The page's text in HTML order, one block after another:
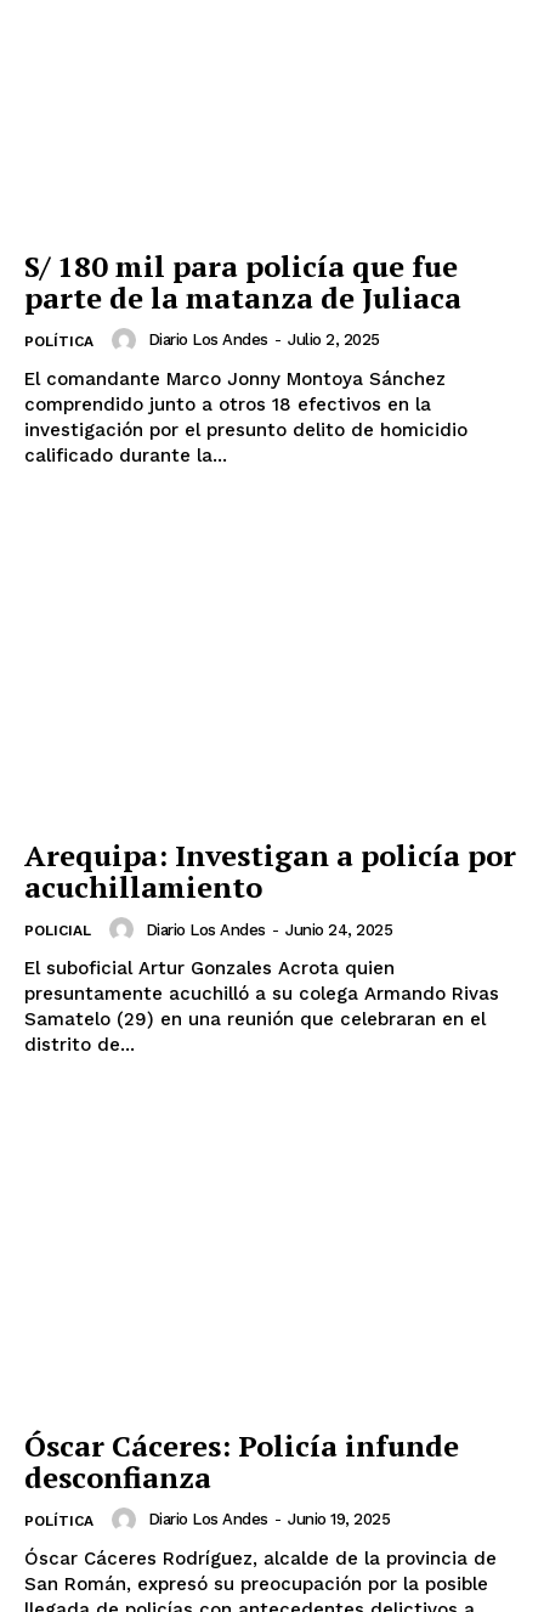
S/ 180 mil para policía que fue
parte de la matanza de Juliaca
POLÍTICA Diario Los Andes - Julio 2, 2025
El comandante Marco Jonny Montoya Sánchez
comprendido junto a otros 18 efectivos en la
investigación por el presunto delito de homicidio
calificado durante la...
Arequipa: Investigan a policía por
acuchillamiento
POLICIAL Diario Los Andes - Junio 24, 2025
El suboficial Artur Gonzales Acrota quien
presuntamente acuchilló a su colega Armando Rivas
Samatelo (29) en una reunión que celebraran en el
distrito de...
Óscar Cáceres: Policía infunde
desconfianza
POLÍTICA Diario Los Andes - Junio 19, 2025
Óscar Cáceres Rodríguez, alcalde de la provincia de
San Román, expresó su preocupación por la posible